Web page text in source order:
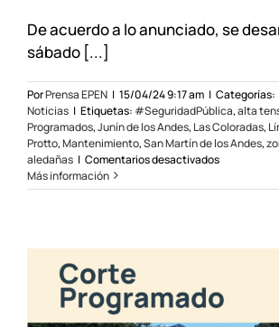
De acuerdo a lo anunciado, se
sábado [...]
PorPrensa EPEN | 15/04/24 9:17 am | Categorías:
Noticias | Etiquetas: #SeguridadPública,alta
Programados,Junín de los Andes, Las Coloradas,
Protto,Mantenimiento,San Martín de los Andes,
aledañas | Comentarios desactivadosen
de
zona
sur
Más información